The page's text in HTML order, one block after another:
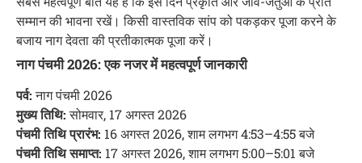
सम्मान की भावना रखें। किसी वास्तविक सांप को पकड़कर पूजा करने के
बजाय नाग देवता की प्रतीकात्मक पूजा करें।
नाग पंचमी 2026: एक नजर में महत्वपूर्ण जानकारी
पर्व:नाग पंचमी 2026
मुख्य तिथि:सोमवार, 17 अगस्त 2026
पंचमी तिथि प्रारंभ: 16 अगस्त 2026, शाम लगभग 4:53–4:55 बजे
पंचमी तिथि समाप्त: 17 अगस्त 2026, शाम लगभग 5:00–5:01 बजे